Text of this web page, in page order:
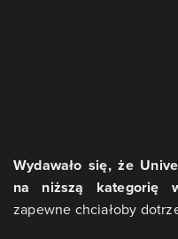
Wydawało się, że
na niższą kategorię
zapewne chciałoby